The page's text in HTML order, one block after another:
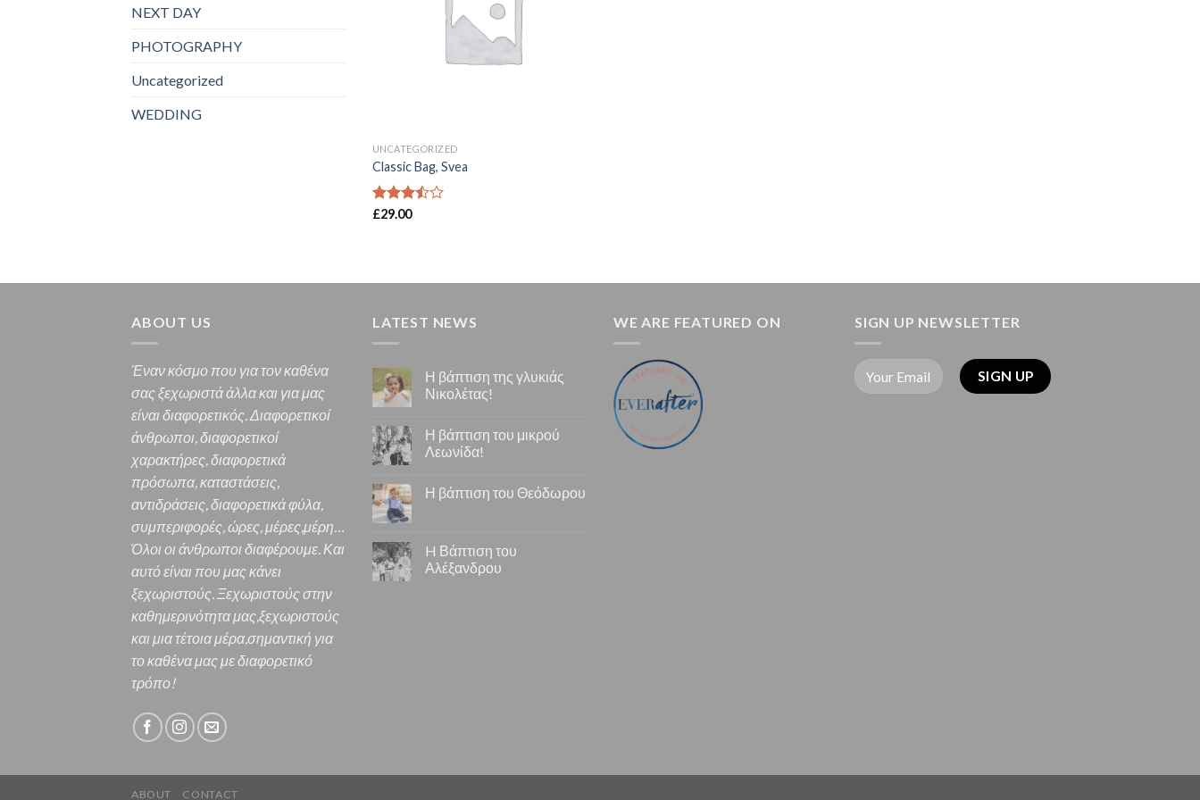
NEXT DAY
PHOTOGRAPHY
Uncategorized
WEDDING
UNCATEGORIZED
Classic Bag, Svea
Βαθμολογήθηκε
£29.00
ABOUT US
Έναν κόσμο που για τον καθένα
σας ξεχωριστά άλλα και για μας
είναι διαφορετικός.Διαφορετικοί
άνθρωποι, διαφορετικοί
χαρακτήρες,διαφορετικά
πρόσωπα, καταστάσεις,
αντιδράσεις, διαφορετικά φύλα,
συμπεριφορές, ώρες, μέρες,μέρη…
Όλοι οι άνθρωποι διαφέρουμε. Και
αυτό είναι που μας κάνει
ξεχωριστούς. Ξεχωριστούς στην
καθημερινότητα μας,ξεχωριστούς
και μια τέτοια μέρα,σημαντική για
το καθένα μαςμε διαφορετικό
τρόπο!
LATEST NEWS
Η βάπτιση της γλυκιάς
Νικολέτας!
Η βάπτιση του μικρού
Λεωνίδα!
Η βάπτιση του Θεόδωρου
H Βάπτιση του
Αλέξανδρου
WE ARE FEATURED ON SIGN UP NEWSLETTER
ABOUT CONTACT